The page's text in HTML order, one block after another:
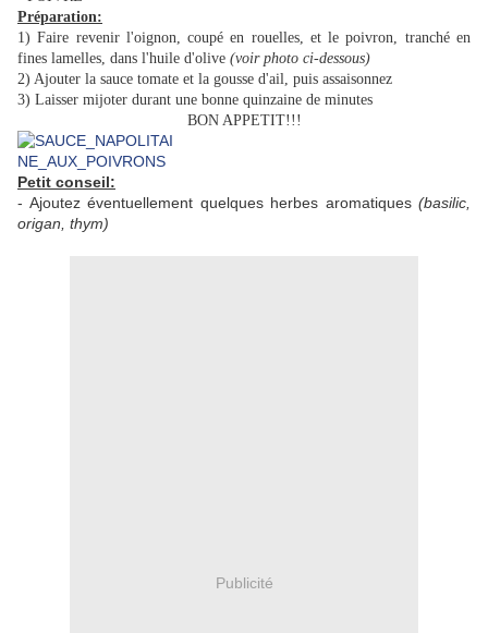
Préparation:
1) Faire revenir l'oignon, coupé en rouelles, et le poivron, tranché en
fines lamelles, dans l'huile d'olive (voir photo ci-dessous)
2) Ajouter la sauce tomate et la gousse d'ail, puis assaisonnez
3) Laisser mijoter durant une bonne quinzaine de minutes
BON APPETIT!!!
Petit conseil:
- Ajoutez éventuellement quelques herbes aromatiques (basilic,
origan, thym)
Publicité